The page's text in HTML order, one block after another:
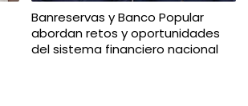
Banreservas y Banco Popular
abordan retos y oportunidades
del sistema financiero nacional